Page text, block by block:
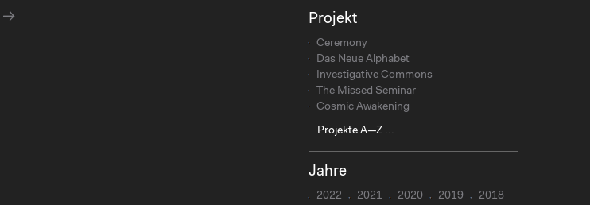
Projekt
Ceremony
Das Neue Alphabet
Investigative Commons
The Missed Seminar
Cosmic Awakening
Projekte A—Z ...
Jahre
2022 2021 2020 2019
2018